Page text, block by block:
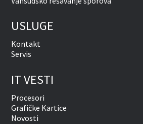
USLUGE
Kontakt
Servis
IT VESTI
Procesori
Grafičke Kartice
Novosti